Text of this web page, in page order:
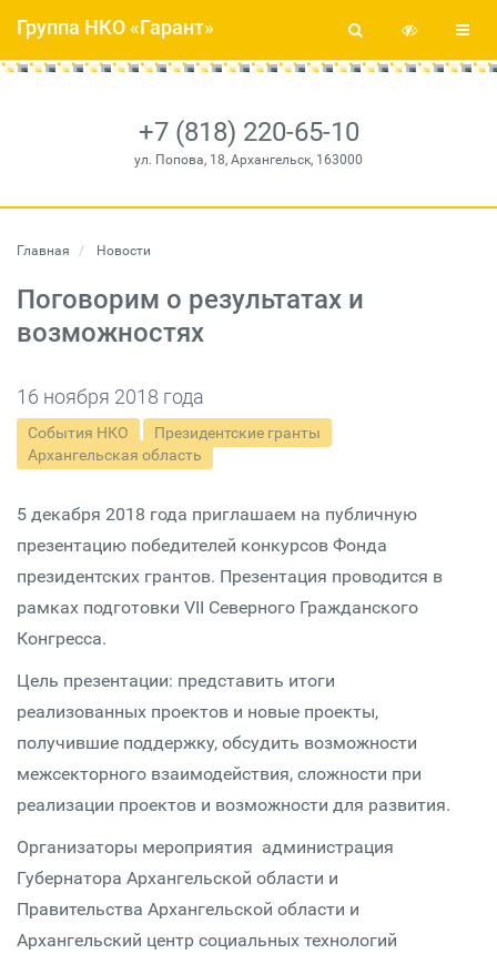
+7 (818) 220-65-10
ул. Попова, 18, Архангельск, 163000
Группа НКО «Гарант»
Главная Новости
Поговорим о результатах и
возможностях
16 ноября 2018 года
События НКО
Президентские гранты
Архангельская область
5 декабря 2018 года приглашаем на публичную
презентацию победителей конкурсов Фонда
президентских грантов. Презентация проводится в
рамках подготовки VII Северного Гражданского
Конгресса.
Цель презентации: представить итоги
реализованных проектов и новые проекты,
получившие поддержку, обсудить возможности
межсекторного взаимодействия, сложности при
реализации проектов и возможности для развития.
Организаторы мероприятия администрация
Губернатора Архангельской области и
Правительства Архангельской области и
Архангельский центр социальных технологий